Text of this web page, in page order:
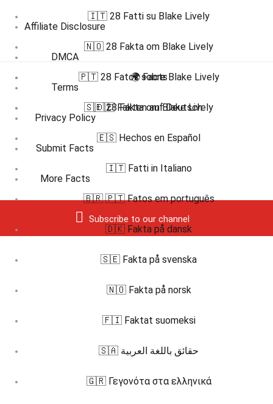
Affiliate Disclosure
DMCA
Terms
Privacy Policy
Submit Facts
More Facts
Subscribe to our channel
🇮🇹 28 Fatti su Blake Lively
🇳🇴 28 Fakta om Blake Lively
🇵🇹 28 Fatos sobre Blake Lively
🇸🇪 28 Fakta om Blake Lively
🌍 Facts
🇩🇪 Fakten auf Deutsch
🇪🇸 Hechos en Español
🇮🇹 Fatti in Italiano
🇧🇷 🇵🇹 Fatos em português
🇩🇰 Fakta på dansk
🇸🇪 Fakta på svenska
🇳🇴 Fakta på norsk
🇫🇮 Faktat suomeksi
🇸🇦 حقائق باللغة العربية
🇬🇷 Γεγονότα στα ελληνικά